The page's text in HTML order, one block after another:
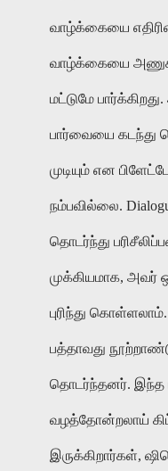
வாழ்க்கையை
வாழ்க்கையை
மட்டுமே
பார்வையை கடந்து
முடியும் என
நம்பவில்லை.
தொடர்ந்து
முக்கியமாக,
புரிந்து கொள்ளலாம்.
பத்தாவது
தொடர்ந்தனர். இந்த
வழத்தோன்றலாய்
இருக்கிறார்கள்,